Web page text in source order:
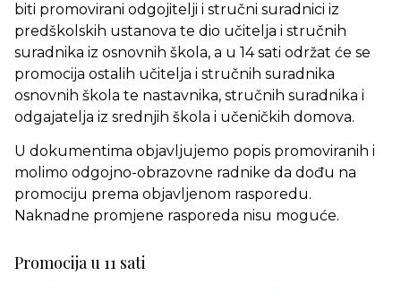
biti promovirani odgojitelji i stručni suradnici iz
predškolskih ustanova te dio učitelja i stručnih
suradnika iz osnovnih škola, a u 14 sati održat će se
promocija ostalih učitelja i stručnih suradnika
osnovnih škola te nastavnika, stručnih suradnika i
odgajatelja iz srednjih škola i učeničkih domova.
U dokumentima objavljujemo popis promoviranih i
molimo odgojno-obrazovne radnike da dođu na
promociju prema objavljenom rasporedu.
Naknadne promjene rasporeda nisu moguće.
Promocija u 11 sati